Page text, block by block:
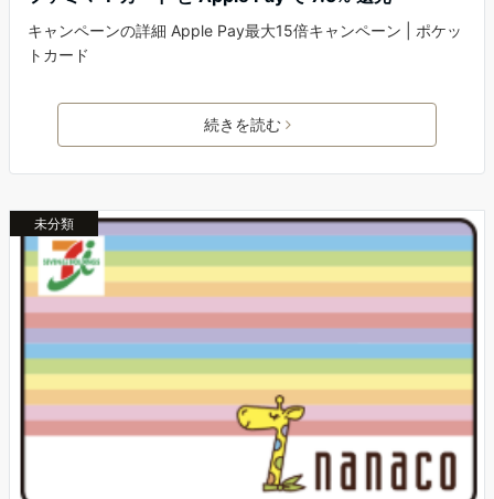
キャンペーンの詳細 Apple Pay最大15倍キャンペーン | ポケッ
トカード
続きを読む
未分類